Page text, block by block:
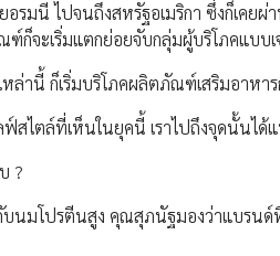
รมนี ไปจนถึงสหรัฐอเมริกา ซึ่งก็เคย
ก็จะเริ่มแตกย่อยจับกลุ่มผู้บริโภคแบบเ
านี้ ก็เริ่มบริโภคผลิตภัณฑ์เสริมอาหา
สไตล์ที่เห็นในยุคนี้ เราไปถึงจุดนั้นไ
?
นมโปรตีนสูง คุณสุภนัฐมองว่าแบรนด์